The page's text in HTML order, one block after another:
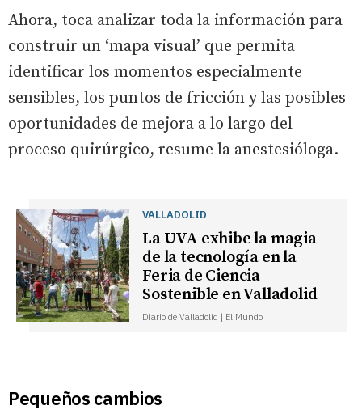
Ahora, toca analizar toda la información para
construir un ‘mapa visual’ que permita
identificar los momentos especialmente
sensibles, los puntos de fricción y las posibles
oportunidades de mejora a lo largo del
proceso quirúrgico, resume la anestesióloga.
VALLADOLID
La UVA exhibe la magia
de la tecnología en la
Feria de Ciencia
Sostenible en Valladolid
Diario de Valladolid | El Mundo
Pequeños cambios